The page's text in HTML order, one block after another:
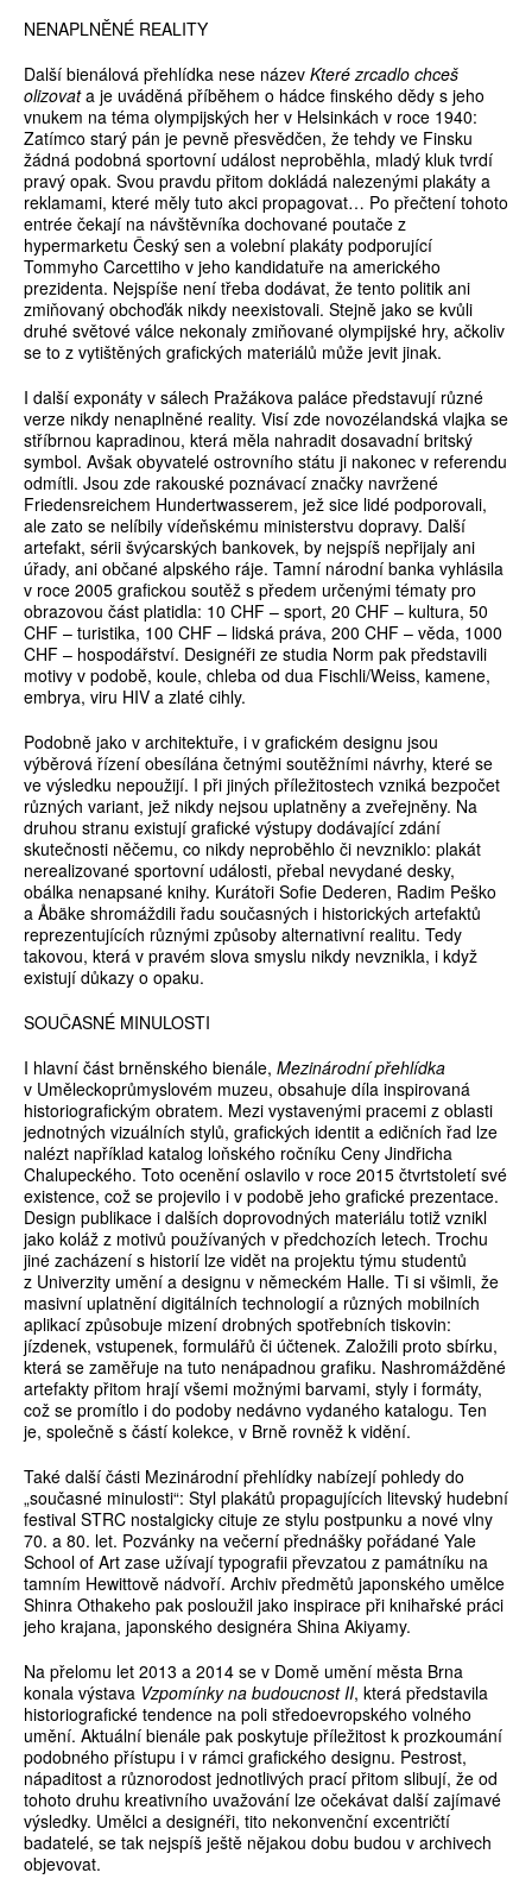
NENAPLNĚNÉ REALITY
Další bienálová přehlídka nese název Které zrcadlo chceš
olizovata je uváděná příběhem o hádce finského dědy s jeho
vnukem na téma olympijských her v Helsinkách v roce 1940:
Zatímco starý pán je pevně přesvědčen, že tehdy ve Finsku
žádná podobná sportovní událost neproběhla, mladý kluk tvrdí
pravý opak. Svou pravdu přitom dokládá nalezenými plakáty a
reklamami, které měly tuto akci propagovat… Po přečtení tohoto
entrée čekají na návštěvníka dochované poutače z
hypermarketu Český sen a volební plakáty podporující
Tommyho Carcettiho v jeho kandidatuře na amerického
prezidenta. Nejspíše není třeba dodávat, že tento politik ani
zmiňovaný obchoďák nikdy neexistovali. Stejně jako se kvůli
druhé světové válce nekonaly zmiňované olympijské hry, ačkoliv
se to z vytištěných grafických materiálů může jevit jinak.
I další exponáty v sálech Pražákova paláce představují různé
verze nikdy nenaplněné reality. Visí zde novozélandská vlajka se
stříbrnou kapradinou, která měla nahradit dosavadní britský
symbol. Avšak obyvatelé ostrovního státu ji nakonec v referendu
odmítli. Jsou zde rakouské poznávací značky navržené
Friedensreichem Hundertwasserem, jež sice lidé podporovali,
ale zato se nelíbily vídeňskému ministerstvu dopravy. Další
artefakt, sérii švýcarských bankovek, by nejspíš nepřijaly ani
úřady, ani občané alpského ráje. Tamní národní banka vyhlásila
v roce 2005 grafickou soutěž s předem určenými tématy pro
obrazovou část platidla: 10 CHF – sport, 20 CHF – kultura, 50
CHF – turistika, 100 CHF – lidská práva, 200 CHF – věda, 1000
CHF – hospodářství. Designéři ze studia Norm pak představili
motivy v podobě, koule, chleba od dua Fischli/Weiss, kamene,
embrya, viru HIV a zlaté cihly.
Podobně jako v architektuře, i v grafickém designu jsou
výběrová řízení obesílána četnými soutěžními návrhy, které se
ve výsledku nepoužijí. I při jiných příležitostech vzniká bezpočet
různých variant, jež nikdy nejsou uplatněny a zveřejněny. Na
druhou stranu existují grafické výstupy dodávající zdání
skutečnosti něčemu, co nikdy neproběhlo či nevzniklo: plakát
nerealizované sportovní události, přebal nevydané desky,
obálka nenapsané knihy. Kurátoři Sofie Dederen, Radim Peško
a Åbäke shromáždili řadu současných i historických artefaktů
reprezentujících různými způsoby alternativní realitu. Tedy
takovou, která v pravém slova smyslu nikdy nevznikla, i když
existují důkazy o opaku.
SOUČASNÉ MINULOSTI
I hlavní část brněnského bienále, Mezinárodní přehlídka
v Uměleckoprůmyslovém muzeu, obsahuje díla inspirovaná
historiografickým obratem. Mezi vystavenými pracemi z oblasti
jednotných vizuálních stylů, grafických identit a edičních řad lze
nalézt například katalog loňského ročníku Ceny Jindřicha
Chalupeckého. Toto ocenění oslavilo v roce 2015 čtvrtstoletí své
existence, což se projevilo i v podobě jeho grafické prezentace.
Design publikace i dalších doprovodných materiálu totiž vznikl
jako koláž z motivů používaných v předchozích letech. Trochu
jiné zacházení s historií lze vidět na projektu týmu studentů
z Univerzity umění a designu v německém Halle. Ti si všimli, že
masivní uplatnění digitálních technologií a různých mobilních
aplikací způsobuje mizení drobných spotřebních tiskovin:
jízdenek, vstupenek, formulářů či účtenek. Založili proto sbírku,
která se zaměřuje na tuto nenápadnou grafiku. Nashromážděné
artefakty přitom hrají všemi možnými barvami, styly i formáty,
což se promítlo i do podoby nedávno vydaného katalogu. Ten
je, společně s částí kolekce, v Brně rovněž k vidění.
Také další části Mezinárodní přehlídky nabízejí pohledy do
„současné minulosti“: Styl plakátů propagujících litevský hudební
festival STRC nostalgicky cituje ze stylu postpunku a nové vlny
70. a 80. let. Pozvánky na večerní přednášky pořádané Yale
School of Art zase užívají typografii převzatou z památníku na
tamním Hewittově nádvoří. Archiv předmětů japonského umělce
Shinra Othakeho pak posloužil jako inspirace při knihařské práci
jeho krajana, japonského designéra Shina Akiyamy.
Na přelomu let 2013 a 2014 se v Domě umění města Brna
konala výstava Vzpomínky na budoucnost II, která představila
historiografické tendence na poli středoevropského volného
umění. Aktuální bienále pak poskytuje příležitost k prozkoumání
podobného přístupu i v rámci grafického designu. Pestrost,
nápaditost a různorodost jednotlivých prací přitom slibují, že od
tohoto druhu kreativního uvažování lze očekávat další zajímavé
výsledky. Umělci a designéři, tito nekonvenční excentričtí
badatelé, se tak nejspíš ještě nějakou dobu budou v archivech
objevovat.